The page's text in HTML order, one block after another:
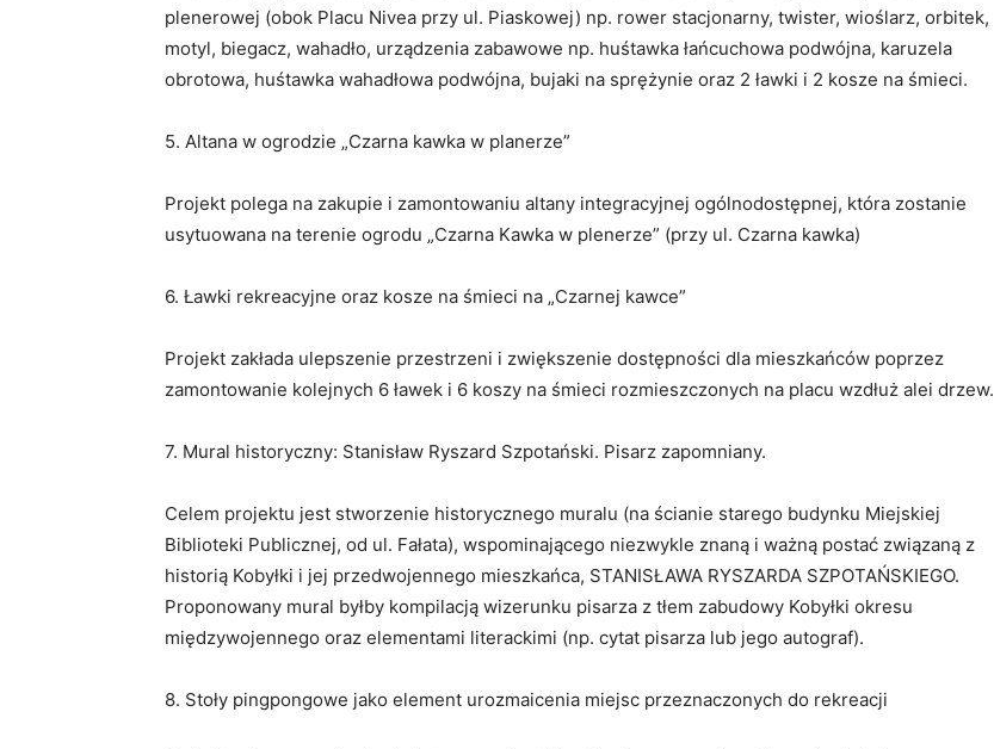
plenerowej (obok Placu Nivea przy ul. Piaskowej) np. rower stacjonarny, twister, wioślarz, orbitek,
motyl, biegacz, wahadło, urządzenia zabawowe np. huśtawka łańcuchowa podwójna, karuzela
obrotowa, huśtawka wahadłowa podwójna, bujaki na sprężynie oraz 2 ławki i 2 kosze na śmieci.
5. Altana w ogrodzie „Czarna kawka w planerze”
Projekt polega na zakupie i zamontowaniu altany integracyjnej ogólnodostępnej, która zostanie
usytuowana na terenie ogrodu „Czarna Kawka w plenerze” (przy ul. Czarna kawka)
6. Ławki rekreacyjne oraz kosze na śmieci na „Czarnej kawce”
Projekt zakłada ulepszenie przestrzeni i zwiększenie dostępności dla mieszkańców poprzez
zamontowanie kolejnych 6 ławek i 6 koszy na śmieci rozmieszczonych na placu wzdłuż alei drzew.
7. Mural historyczny: Stanisław Ryszard Szpotański. Pisarz zapomniany.
Celem projektu jest stworzenie historycznego muralu (na ścianie starego budynku Miejskiej
Biblioteki Publicznej, od ul. Fałata), wspominającego niezwykle znaną i ważną postać związaną z
historią Kobyłki i jej przedwojennego mieszkańca, STANISŁAWA RYSZARDA SZPOTAŃSKIEGO.
Proponowany mural byłby kompilacją wizerunku pisarza z tłem zabudowy Kobyłki okresu
międzywojennego oraz elementami literackimi (np. cytat pisarza lub jego autograf).
8. Stoły pingpongowe jako element urozmaicenia miejsc przeznaczonych do rekreacji